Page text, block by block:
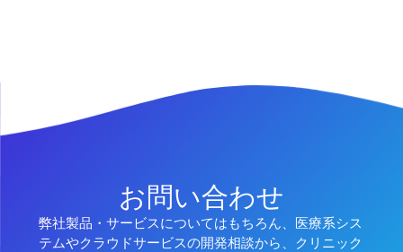
お問い合わせ
弊社製品・サービスについてはもちろん、医療系シス
テムやクラウドサービスの開発相談から、クリニック